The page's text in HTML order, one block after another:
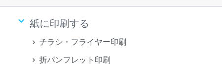
keyboard_arrow_down 紙に印刷する
チラシ・フライヤー印刷
折パンフレット印刷